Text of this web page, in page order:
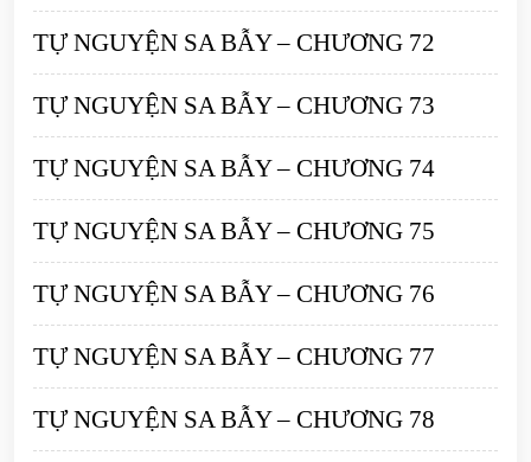
TỰ NGUYỆN SA BẪY – CHƯƠNG 72
TỰ NGUYỆN SA BẪY – CHƯƠNG 73
TỰ NGUYỆN SA BẪY – CHƯƠNG 74
TỰ NGUYỆN SA BẪY – CHƯƠNG 75
TỰ NGUYỆN SA BẪY – CHƯƠNG 76
TỰ NGUYỆN SA BẪY – CHƯƠNG 77
TỰ NGUYỆN SA BẪY – CHƯƠNG 78